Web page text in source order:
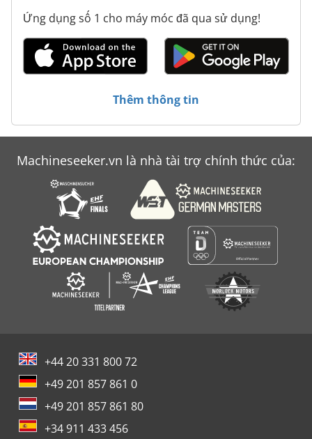
Ứng dụng số 1 cho máy móc đã qua sử dụng!
Thêm thông tin
Machineseeker.vn là nhà tài trợ chính thức của:
+44 20 331 800 72
+49 201 857 861 0
+49 201 857 861 80
+34 911 433 456